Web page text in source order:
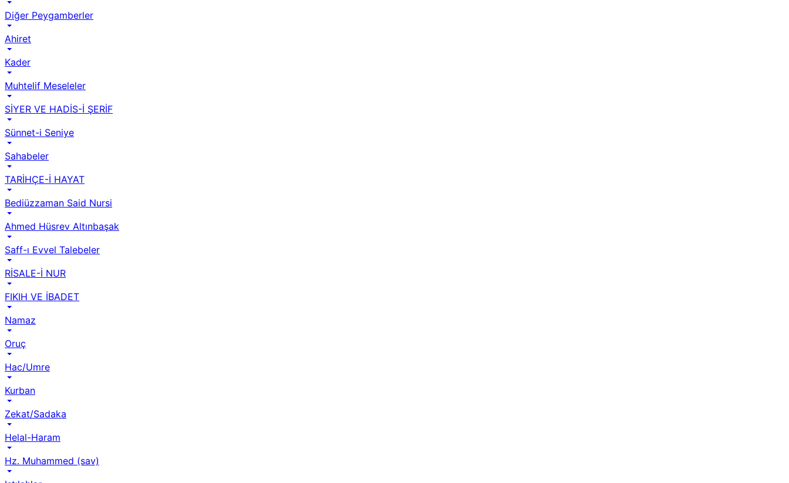
Diğer Peygamberler
Ahiret
Kader
Muhtelif Meseleler
SİYER VE HADİS-İ ŞERİF
Sünnet-i Seniye
Sahabeler
TARİHÇE-İ HAYAT
Bediüzzaman Said Nursi
Ahmed Hüsrev Altınbaşak
Saff-ı Evvel Talebeler
RİSALE-İ NUR
FIKIH VE İBADET
Namaz
Oruç
Hac/Umre
Kurban
Zekat/Sadaka
Helal-Haram
Hz. Muhammed (sav)